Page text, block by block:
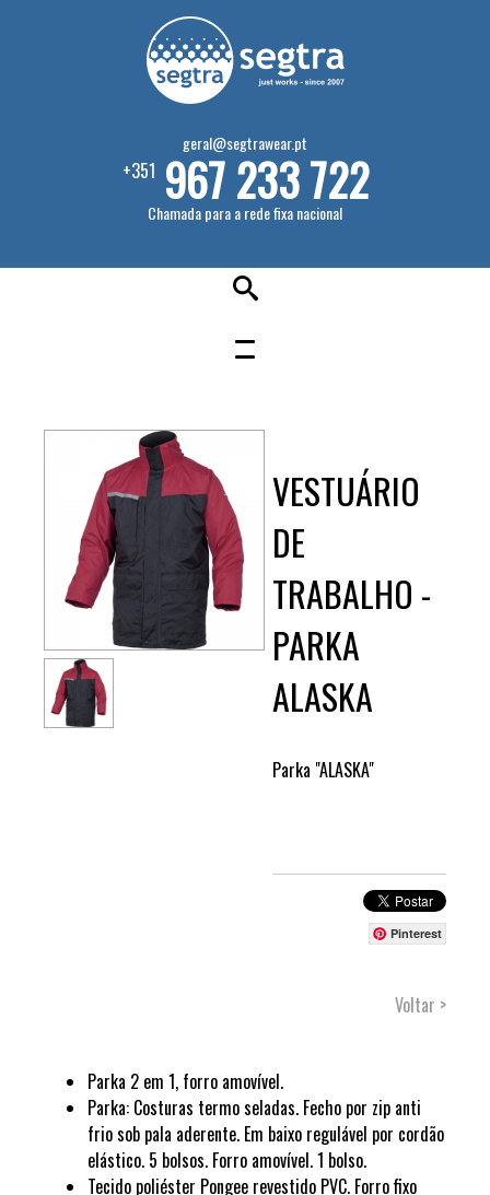
geral@segtrawear.pt
+351 967 233 722
Chamada para a rede fixa nacional
VESTUÁRIO
DE
TRABALHO -
PARKA
ALASKA
Parka "ALASKA"
Pinterest
Voltar >
Parka 2 em 1, forro amovível.
Parka: Costuras termo seladas. Fecho por zip anti
frio sob pala aderente. Em baixo regulável por cordão
elástico. 5 bolsos. Forro amovível. 1 bolso.
Tecido poliéster Pongee revestido PVC. Forro fixo